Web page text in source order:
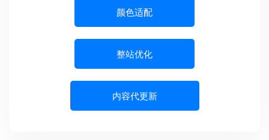
颜色适配
整站优化
内容代更新